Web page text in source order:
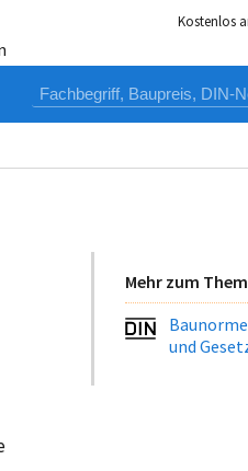
Kostenlos
Mehr zum
und